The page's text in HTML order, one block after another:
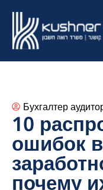
Бухгалтер
10
ошибок
почему